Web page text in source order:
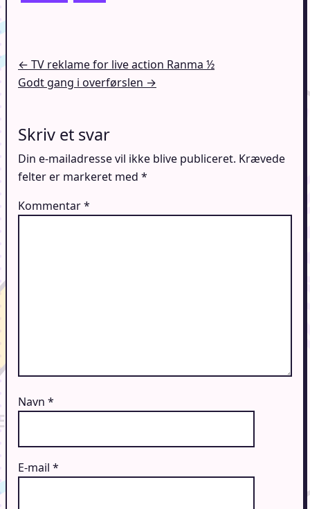
Indlægsnavigation
← TV reklame for live action Ranma ½
Godt gang i overførslen →
Skriv et svar
Din e-mailadresse vil ikke blive publiceret. Krævede
felter er markeret med *
Kommentar*
Navn *
E-mail *